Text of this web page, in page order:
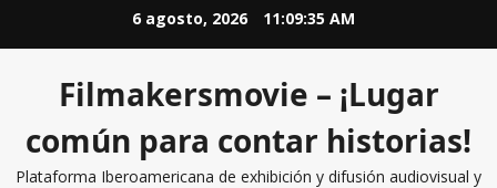
6 agosto, 2026 11:09:35 AM
Filmakersmovie – ¡Lugar
común para contar historias!
Plataforma Iberoamericana de exhibición y difusión audiovisual y